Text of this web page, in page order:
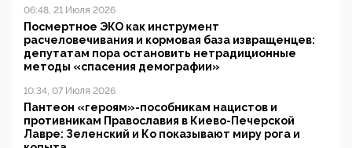
06:48, 21 Июля 2026
Посмертное ЭКО как инструмент
расчеловечивания и кормовая база извращенцев:
депутатам пора остановить нетрадиционные
методы «спасения демографии»
10:34, 07 Июля 2026
Пантеон «героям»-пособникам нацистов и
противникам Православия в Киево-Печерской
Лавре: Зеленский и Ко показывают миру рога и